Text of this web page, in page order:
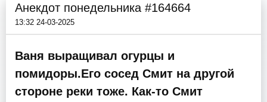
Анекдот понедельника #164664
13:32 24-03-2025
Ваня выращивал огурцы и
помидоры.Его сосед Смит на другой
стороне реки тоже. Как-то Смит